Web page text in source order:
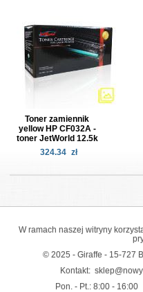
Toner zamiennik
yellow HP CF032A -
toner JetWorld 12.5k
324.34 zł
W ramach naszej witryny
© 2025 - Giraffe - 15-727
Kontakt:
Pon. - Pt.: 8:00 - 16:00